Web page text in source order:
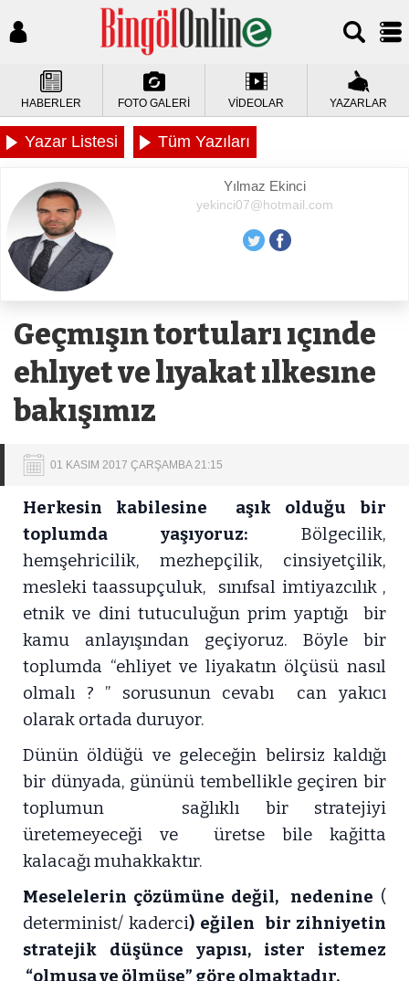
HABERLER FOTO GALERİ VİDEOLAR YAZARLAR
Yazar Listesi Tüm Yazıları
Yılmaz Ekinci
yekinci07@hotmail.com
Geçmışın tortuları ıçınde
ehlıyet ve lıyakat ılkesıne
bakışımız
01 KASIM 2017 ÇARŞAMBA 21:15
Herkesin kabilesine aşık olduğu bir
toplumda yaşıyoruz: Bölgecilik,
hemşehricilik, mezhepçilik, cinsiyetçilik,
mesleki taassupçuluk, sınıfsal imtiyazcılık ,
etnik ve dini tutuculuğun prim yaptığı bir
kamu anlayışından geçiyoruz. Böyle bir
toplumda “ehliyet ve liyakatın ölçüsü nasıl
olmalı ? ” sorusunun cevabı can yakıcı
olarak ortada duruyor.
Dünün öldüğü ve geleceğin belirsiz kaldığı
bir dünyada, gününü tembellikle geçiren bir
toplumun sağlıklı bir stratejiyi
üretemeyeceği ve üretse bile kağitta
kalacağı muhakkaktır.
Meselelerin çözümüne değil, nedenine (
determinist/ kaderci) eğilen bir zihniyetin
stratejik düşünce yapısı, ister istemez
“olmuşa ve ölmüşe” göre olmaktadır.